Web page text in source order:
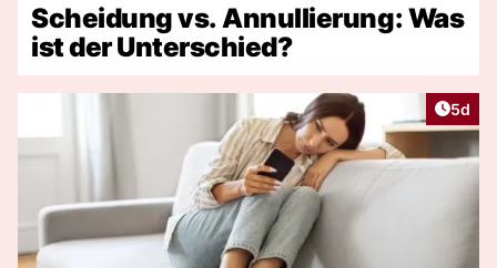
Scheidung vs. Annullierung: Was
ist der Unterschied?
5d